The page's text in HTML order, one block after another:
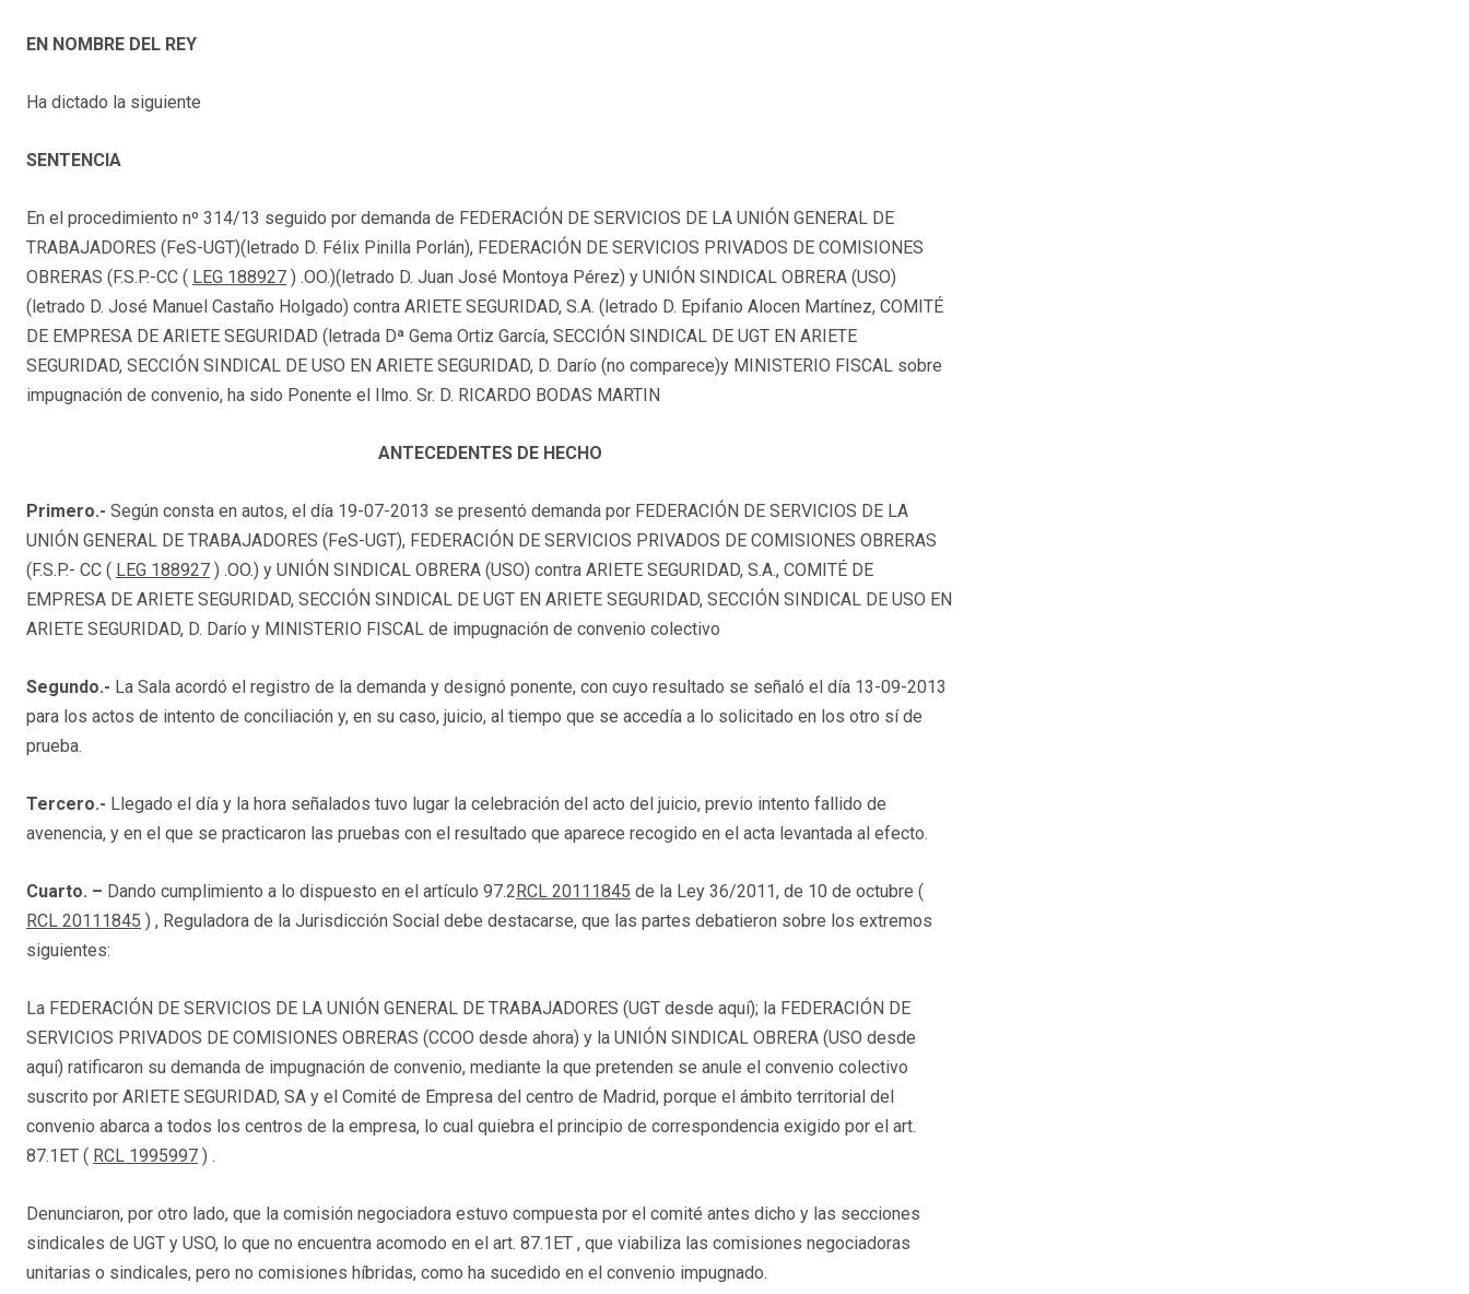
EN NOMBRE DEL REY
Ha dictado la siguiente
SENTENCIA
En el procedimiento nº 314/13 seguido por demanda de FEDERACIÓN DE SERVICIOS DE LA UNIÓN GENERAL DE
TRABAJADORES (FeS-UGT)(letrado D. Félix Pinilla Porlán), FEDERACIÓN DE SERVICIOS PRIVADOS DE COMISIONES
OBRERAS (F.S.P.-CC ( LEG 188927 ) .OO.)(letrado D. Juan José Montoya Pérez) y UNIÓN SINDICAL OBRERA (USO)
(letrado D. José Manuel Castaño Holgado) contra ARIETE SEGURIDAD, S.A. (letrado D. Epifanio Alocen Martínez, COMITÉ
DE EMPRESA DE ARIETE SEGURIDAD (letrada Dª Gema Ortiz García, SECCIÓN SINDICAL DE UGT EN ARIETE
SEGURIDAD, SECCIÓN SINDICAL DE USO EN ARIETE SEGURIDAD, D. Darío (no comparece)y MINISTERIO FISCAL sobre
impugnación de convenio, ha sido Ponente el Ilmo. Sr. D. RICARDO BODAS MARTIN
ANTECEDENTES DE HECHO
Primero.- Según consta en autos, el día 19-07-2013 se presentó demanda por FEDERACIÓN DE SERVICIOS DE LA
UNIÓN GENERAL DE TRABAJADORES (FeS-UGT), FEDERACIÓN DE SERVICIOS PRIVADOS DE COMISIONES OBRERAS
(F.S.P.- CC ( LEG 188927 ) .OO.) y UNIÓN SINDICAL OBRERA (USO) contra ARIETE SEGURIDAD, S.A., COMITÉ DE
EMPRESA DE ARIETE SEGURIDAD, SECCIÓN SINDICAL DE UGT EN ARIETE SEGURIDAD, SECCIÓN SINDICAL DE USO EN
ARIETE SEGURIDAD, D. Darío y MINISTERIO FISCAL de impugnación de convenio colectivo
Segundo.- La Sala acordó el registro de la demanda y designó ponente, con cuyo resultado se señaló el día 13-09-2013
para los actos de intento de conciliación y, en su caso, juicio, al tiempo que se accedía a lo solicitado en los otro sí de
prueba.
Tercero.- Llegado el día y la hora señalados tuvo lugar la celebración del acto del juicio, previo intento fallido de
avenencia, y en el que se practicaron las pruebas con el resultado que aparece recogido en el acta levantada al efecto.
Cuarto. – Dando cumplimiento a lo dispuesto en el artículo 97.2 RCL 20111845 de la Ley 36/2011, de 10 de octubre (
RCL 20111845 ) , Reguladora de la Jurisdicción Social debe destacarse, que las partes debatieron sobre los extremos
siguientes:
La FEDERACIÓN DE SERVICIOS DE LA UNIÓN GENERAL DE TRABAJADORES (UGT desde aquí); la FEDERACIÓN DE
SERVICIOS PRIVADOS DE COMISIONES OBRERAS (CCOO desde ahora) y la UNIÓN SINDICAL OBRERA (USO desde
aquí) ratificaron su demanda de impugnación de convenio, mediante la que pretenden se anule el convenio colectivo
suscrito por ARIETE SEGURIDAD, SA y el Comité de Empresa del centro de Madrid, porque el ámbito territorial del
convenio abarca a todos los centros de la empresa, lo cual quiebra el principio de correspondencia exigido por el art.
87.1ET ( RCL 1995997 ) .
Denunciaron, por otro lado, que la comisión negociadora estuvo compuesta por el comité antes dicho y las secciones
sindicales de UGT y USO, lo que no encuentra acomodo en el art. 87.1ET , que viabiliza las comisiones negociadoras
unitarias o sindicales, pero no comisiones híbridas, como ha sucedido en el convenio impugnado.